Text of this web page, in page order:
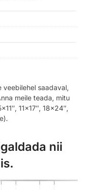
veebilehel saadaval,
meile teada, mitu
11×17″, 18×24″,
nii